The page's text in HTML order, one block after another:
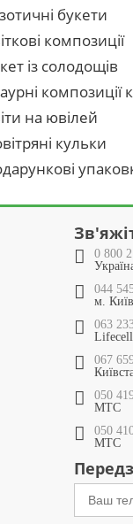
букети
композиції
із солодощів
композиції
на ювілей
кульки
0 800
044
м. Київ
063
Lifecell
067
050
МТС
050
МТС